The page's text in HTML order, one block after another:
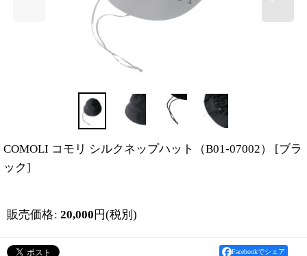
COMOLI コモリ シルクネップハット（B01-07002） [ブラ
ック]
販売価格: 20,000 円(税別)
Facebookでシェア